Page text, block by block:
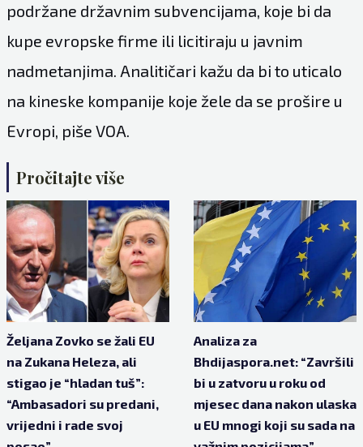
podržane državnim subvencijama, koje bi da
kupe evropske firme ili licitiraju u javnim
nadmetanjima. Analitičari kažu da bi to uticalo
na kineske kompanije koje žele da se prošire u
Evropi, piše VOA.
Pročitajte više
Željana Zovko se žali EU
na Zukana Heleza, ali
stigao je “hladan tuš”:
“Ambasadori su predani,
vrijedni i rade svoj
Analiza za
Bhdijaspora.net: “Završili
bi u zatvoru u roku od
mjesec dana nakon ulaska
u EU mnogi koji su sada na